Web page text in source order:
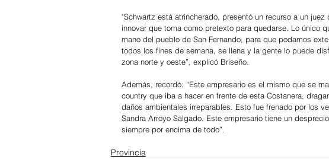
"Schwartz está atrincherado, presentó un recurso a un
innovar que toma como pretexto para quedarse. Lo único
mano del pueblo de San Fernando, para que podamos
todos los fines de semana, se llena y la gente lo puede
zona norte y oeste”, explicó Briseño.
Además, recordó: “Este empresario es el mismo que se
country que iba a hacer en frente de esta Costanera,
daños ambientales irreparables. Esto fue frenado por los
Sandra Arroyo Salgado. Este empresario tiene un
siempre por encima de todo”.
Provincia